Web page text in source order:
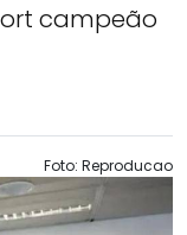
campeão
Foto: Reproducao